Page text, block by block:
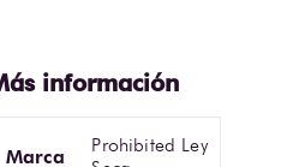
Marca
Prohibited Ley